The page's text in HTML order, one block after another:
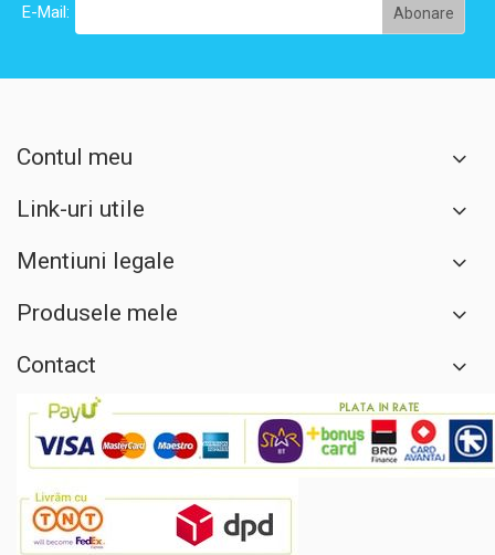
E-Mail:
Contul meu
Link-uri utile
Mentiuni legale
Produsele mele
Contact